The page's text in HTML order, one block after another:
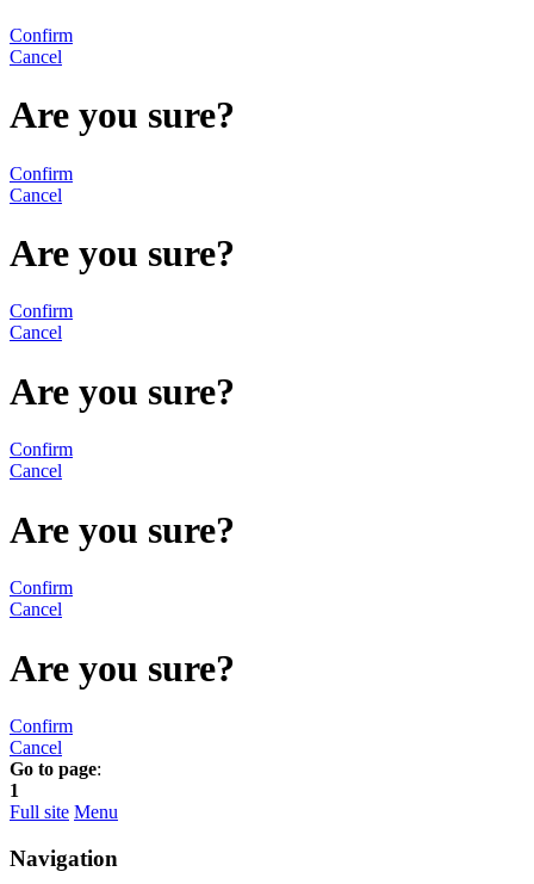
Confirm
Cancel
Are you sure?
Confirm
Cancel
Are you sure?
Confirm
Cancel
Are you sure?
Confirm
Cancel
Are you sure?
Confirm
Cancel
Are you sure?
Confirm
Cancel
Go to page:
1
Full site Menu
Navigation